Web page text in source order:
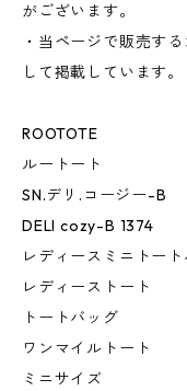
がございます。
・当ページで販売す
して掲載しています。
ROOTOTE
ルートート
SN.デリ.コージー-B
DELI cozy-B 1374
レディースミニトー
レディーストート
トートバッグ
ワンマイルトート
ミニサイズ